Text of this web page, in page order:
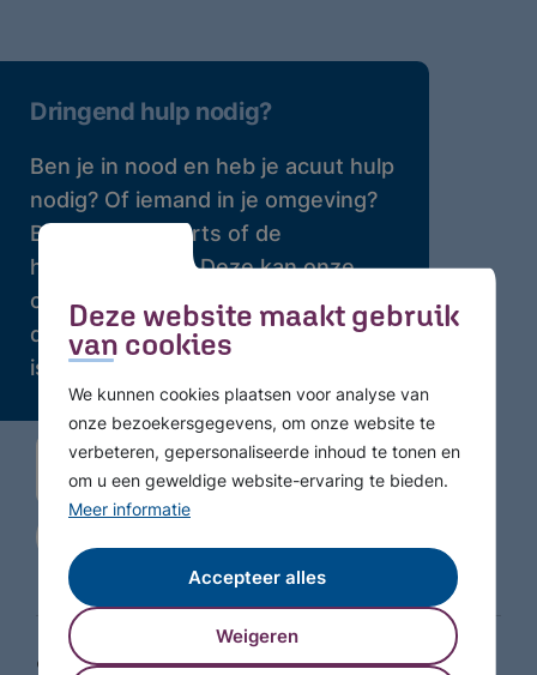
Deze website maakt gebruik
van cookies
We kunnen cookies plaatsen voor analyse van
onze bezoekersgegevens, om onze website te
verbeteren, gepersonaliseerde inhoud te tonen en
om u een geweldige website-ervaring te bieden.
Meer informatie
Weigeren
Accepteer alles
Dringend hulp nodig?
Ben je in nood en heb je acuut hulp
nodig? Of iemand in je omgeving?
Bel dan je huisarts of de
huisartsenpost. Deze kan onze
crisisdienst bellen waar 24 uur per
dag professionele hulp beschikbaar
is.
© Copyright 2026 GGZ WNB - Alle rechten